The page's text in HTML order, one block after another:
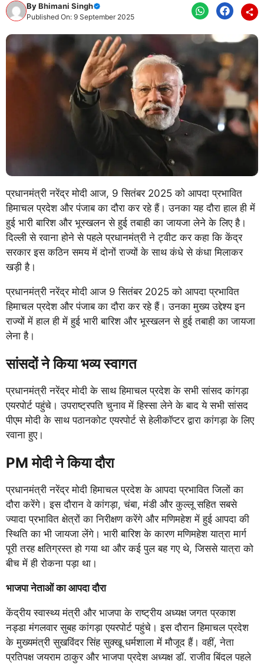
ByBhimani Singh
Published On: 9 September 2025
प्रधानमंत्री नरेंद्र मोदी आज, 9 सितंबर 2025 को आपदा प्रभावित
हिमाचल प्रदेश और पंजाब का दौरा कर रहे हैं। उनका यह दौरा हाल ही में
हुई भारी बारिश और भूस्खलन से हुई तबाही का जायजा लेने के लिए है।
दिल्ली से रवाना होने से पहले प्रधानमंत्री ने ट्वीट कर कहा कि केंद्र
सरकार इस कठिन समय में दोनों राज्यों के साथ कंधे से कंधा मिलाकर
खड़ी है।
प्रधानमंत्री नरेंद्र मोदी आज 9 सितंबर 2025 को आपदा प्रभावित
हिमाचल प्रदेश और पंजाब का दौरा कर रहे हैं। उनका मुख्य उद्देश्य इन
राज्यों में हाल ही में हुई भारी बारिश और भूस्खलन से हुई तबाही का जायजा
लेना है।
सांसदों ने किया भव्य स्वागत
प्रधानमंत्री नरेंद्र मोदी के साथ हिमाचल प्रदेश के सभी सांसद कांगड़ा
एयरपोर्ट पहुंचे। उपराष्ट्रपति चुनाव में हिस्सा लेने के बाद ये सभी सांसद
पीएम मोदी के साथ पठानकोट एयरपोर्ट से हेलीकॉप्टर द्वारा कांगड़ा के लिए
रवाना हुए।
PM मोदी ने किया दौरा
प्रधानमंत्री नरेंद्र मोदी हिमाचल प्रदेश के आपदा प्रभावित जिलों का
दौरा करेंगे। इस दौरान वे कांगड़ा, चंबा, मंडी और कुल्लू सहित सबसे
ज्यादा प्रभावित क्षेत्रों का निरीक्षण करेंगे और मणिमहेश में हुई आपदा की
स्थिति का भी जायजा लेंगे। भारी बारिश के कारण मणिमहेश यात्रा मार्ग
पूरी तरह क्षतिग्रस्त हो गया था और कई पुल बह गए थे, जिससे यात्रा को
बीच में ही रोकना पड़ा था।
भाजपा नेताओं का आपदा दौरा
केंद्रीय स्वास्थ्य मंत्री और भाजपा के राष्ट्रीय अध्यक्ष जगत प्रकाश
नड्डा मंगलवार सुबह कांगड़ा एयरपोर्ट पहुंचे। इस दौरान हिमाचल प्रदेश
के मुख्यमंत्री सुखविंदर सिंह सुक्खू धर्मशाला में मौजूद हैं। वहीं, नेता
प्रतिपक्ष जयराम ठाकुर और भाजपा प्रदेश अध्यक्ष डॉ. राजीव बिंदल पहले